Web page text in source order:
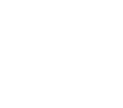
kapott, pedig